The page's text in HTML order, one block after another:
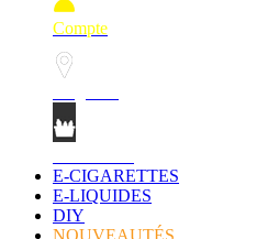
Compte
E-CIGARETTES
E-LIQUIDES
DIY
NOUVEAUTÉS